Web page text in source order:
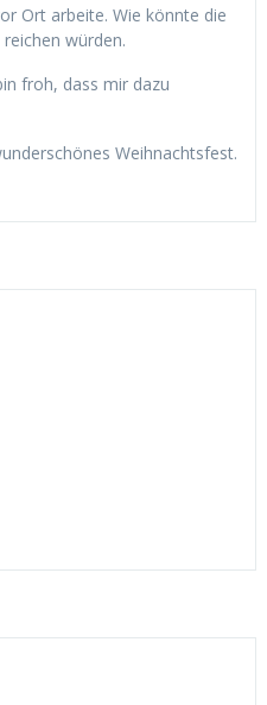
Ort arbeite. Wie könnte die
würden.
froh, dass mir dazu
Weihnachtsfest.